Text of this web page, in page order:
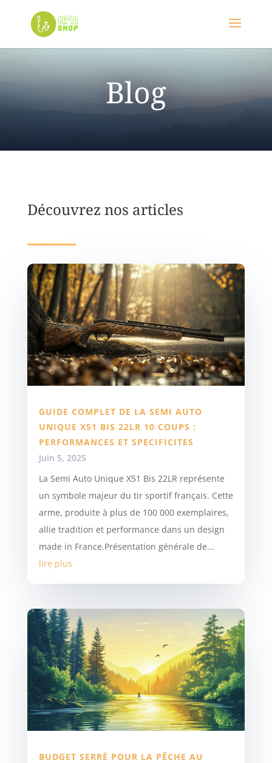
Blog
Découvrez nos articles
GUIDE COMPLET DE LA SEMI AUTO
UNIQUE X51 BIS 22LR 10 COUPS :
PERFORMANCES ET SPECIFICITES
Juin 5, 2025
La Semi Auto Unique X51 Bis 22LR représente
un symbole majeur du tir sportif français. Cette
arme, produite à plus de 100 000 exemplaires,
allie tradition et performance dans un design
made in France.Présentation générale de...
lire plus
BUDGET SERRÉ POUR LA PÊCHE AU